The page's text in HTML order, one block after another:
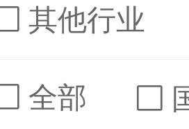
其他行业
全部